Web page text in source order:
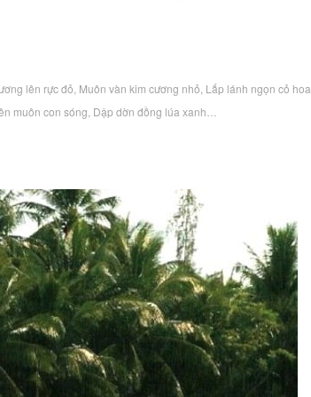
lên rực đỏ, Muôn vàn kim cương nhỏ, Lấp lánh ngọn cỏ hoa.
muôn con sóng, Dập dờn đồng lúa xanh…